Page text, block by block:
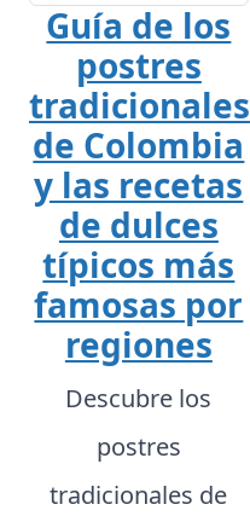
Guía de los
postres
tradicionales
de Colombia
y las recetas
de dulces
típicos más
famosas por
regiones
Descubre los
postres
tradicionales de